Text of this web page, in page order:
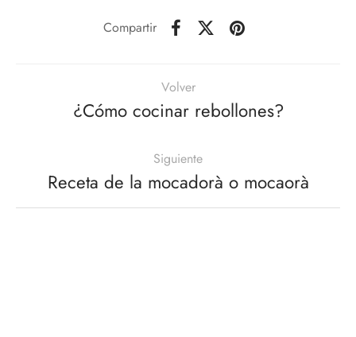
Compartir
Volver
¿Cómo cocinar rebollones?
Siguiente
Receta de la mocadorà o mocaorà